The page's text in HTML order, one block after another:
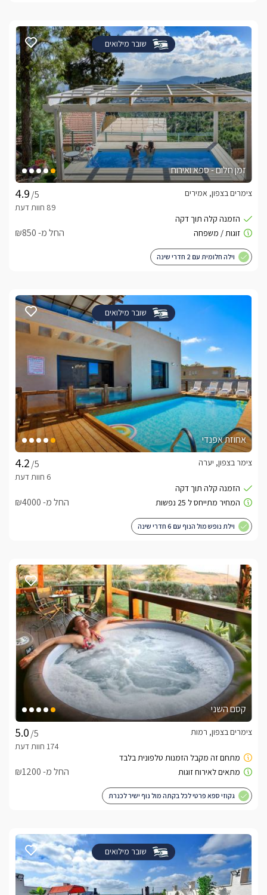
שובר מילואים
זמן חלום - ספא ואירוח
/5
צימרים בצפון, אמירים
החל מ- ₪850
וילה חלומית עם 2 חדרי שינה
שובר מילואים
אחוזת אפנדי
/5
צימר בצפון, יערה
החל מ- ₪4000
וילת נופש מול הנוף עם 6 חדרי שינה
קסם השני
/5
צימרים בצפון, רמות
החל מ- ₪1200
גקוזי ספא פרטי לכל בקתה מול נוף ישיר לכנרת
שובר מילואים